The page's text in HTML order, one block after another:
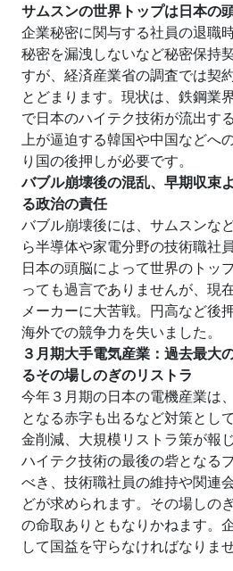
サムスンの世界トップは日本の
企業秘密に関与する社員の退職
秘密を漏洩しないなど秘密保持
すが、経済産業省の調査では契
とどまります。現状は、鉄鋼業
で日本のハイテク技術が流出す
上が逼迫する韓国や中国などへ
り国の後押しが必要です。
バブル崩壊後の混乱、早期収束
る政治の責任
バブル崩壊後には、サムスンな
ら半導体や家電分野の技術職社
日本の頭脳によって世界のトッ
っても過言でありませんが、現
メーカーに大苦戦。円高など後
海外での競争力を失いました。
３月期大手電気産業：過去最大
るその場しのぎのリストラ
今年３月期の日本の電機産業は
となる赤字も出るなど対策とし
金削減、大規模リストラ策が報
ハイテク技術の最後の砦となる
べき、技術職社員の維持や関連
どが求められます。その場しの
の命取ありともなりかねます。
して国益を守らなければなりませ